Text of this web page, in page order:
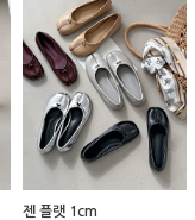
젠 플랫 1cm